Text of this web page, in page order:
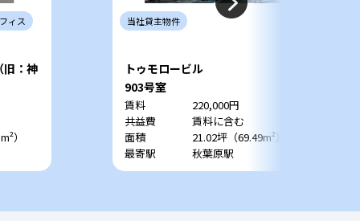
ィス
：神
）
当社貸主物件
トゥモロービル
903号室
賃料
220,000円
共益費
賃料に含む
面積
21.02坪（69.49m²）
最寄駅
秋葉原駅